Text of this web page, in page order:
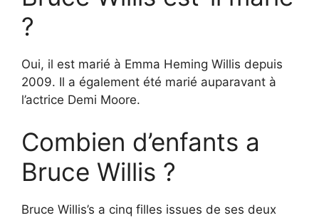
?
Oui, il est marié à Emma Heming Willis depuis
2009. Il a également été marié auparavant à
l’actrice Demi Moore.
Combien d’enfants a
Bruce Willis ?
Bruce Willis’s a cinq filles issues de ses deux